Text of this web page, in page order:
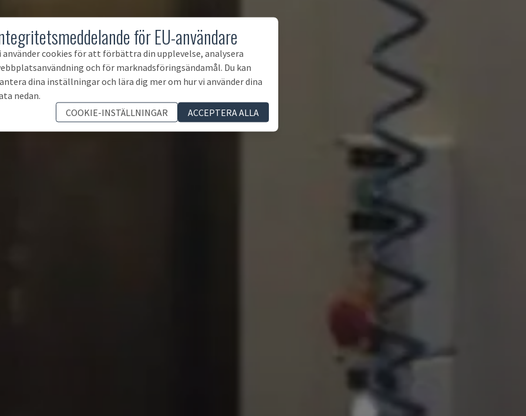
för EU-användare
använder cookies för att förbättra din upplevelse, analysera
och för marknadsföringsändamål. Du kan
dina inställningar och lära dig mer om hur vi använder dina
nedan.
COOKIE-INSTÄLLNINGAR
ACCEPTERA ALLA